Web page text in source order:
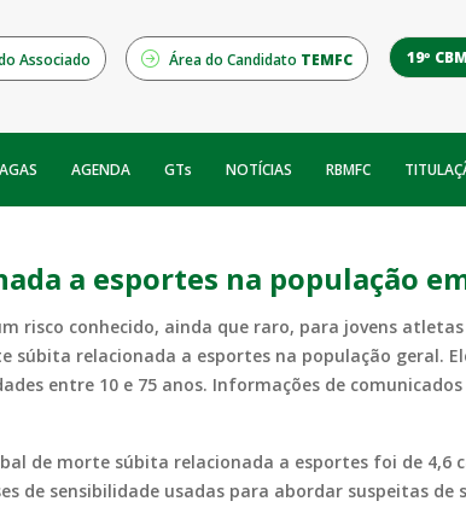
Associado Área do Candidato TEMFC 19º
AGENDA GTs NOTÍCIAS RBMFC
a esportes na população
risco conhecido, ainda que raro, para jovens
relacionada a esportes na população geral.
entre 10 e 75 anos. Informações de
de morte súbita relacionada a esportes foi de 4,6
de sensibilidade usadas para abordar suspeitas